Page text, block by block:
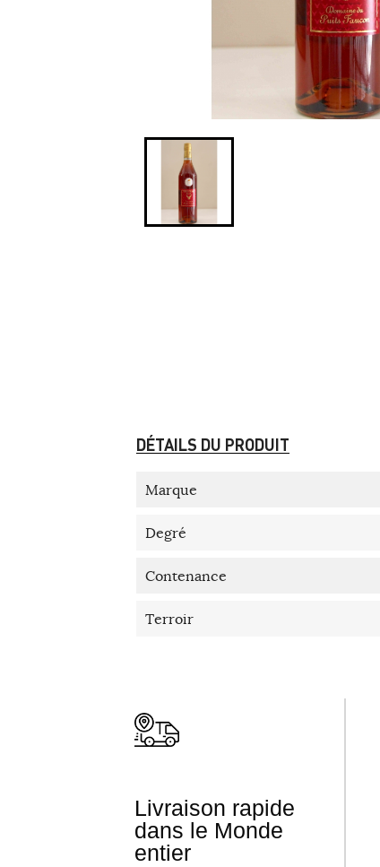
DÉTAILS DU PRODUIT
Marque
Degré
Contenance
Terroir
Livraison rapide
dans le Monde
entier